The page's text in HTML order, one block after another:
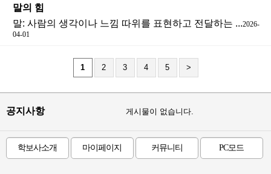
말의 힘
말: 사람의 생각이나 느낌 따위를 표현하고 전달하는 ...2026-
04-01
1 2 3 4 5 >
공지사항 게시물이 없습니다.
학보사소개 마이페이지 커뮤니티 PC모드